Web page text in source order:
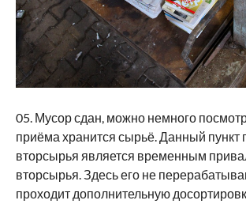
05. Мусор сдан, можно немного
приёма хранится сырьё. Данный пункт
вторсырья является временным
вторсырья. Здесь его не
проходит дополнительную